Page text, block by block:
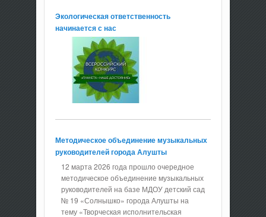
Экологическая ответственность
начинается с нас
Методическое объединение музыкальных
руководителей города Алушты
12 марта 2026 года прошло очередное
методическое объединение музыкальных
руководителей на базе МДОУ детский сад
№ 19 «Солнышко» города Алушты на
тему «Творческая исполнительская